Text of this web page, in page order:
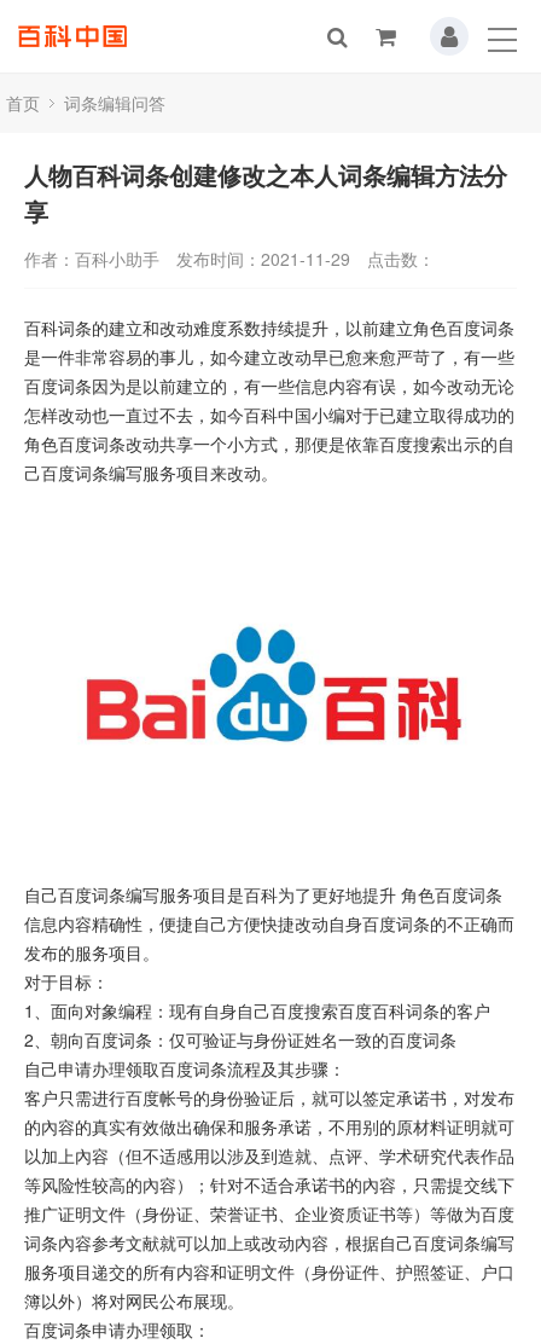
首页 词条编辑问答
人物百科词条创建修改之本人词条编辑方法分
享
作者：百科小助手 发布时间：2021-11-29 点击数：
百科词条的建立和改动难度系数持续提升，以前建立角色百度词条
是一件非常容易的事儿，如今建立改动早已愈来愈严苛了，有一些
百度词条因为是以前建立的，有一些信息内容有误，如今改动无论
怎样改动也一直过不去，如今百科中国小编对于已建立取得成功的
角色百度词条改动共享一个小方式，那便是依靠百度搜索出示的自
己百度词条编写服务项目来改动。
自己百度词条编写服务项目是百科为了更好地提升 角色百度词条
信息内容精确性，便捷自己方便快捷改动自身百度词条的不正确而
发布的服务项目。
对于目标：
1、面向对象编程：现有自身自己百度搜索百度百科词条的客户
2、朝向百度词条：仅可验证与身份证姓名一致的百度词条
自己申请办理领取百度词条流程及其步骤：
客户只需进行百度帐号的身份验证后，就可以签定承诺书，对发布
的內容的真实有效做出确保和服务承诺，不用别的原材料证明就可
以加上內容（但不适感用以涉及到造就、点评、学术研究代表作品
等风险性较高的內容）；针对不适合承诺书的內容，只需提交线下
推广证明文件（身份证、荣誉证书、企业资质证书等）等做为百度
词条內容参考文献就可以加上或改动內容，根据自己百度词条编写
服务项目递交的所有内容和证明文件（身份证件、护照签证、户口
簿以外）将对网民公布展现。
百度词条申请办理领取：